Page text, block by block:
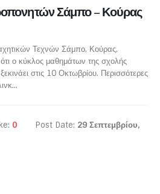
Σάμπο – Κούρας
Τεχνών Σάμπο, Κούρας,
ο κύκλος μαθημάτων της σχολής
στις 10 Οκτωβρίου. Περισσότερες
0 Post Date: 29 Σεπτεμβρίου,